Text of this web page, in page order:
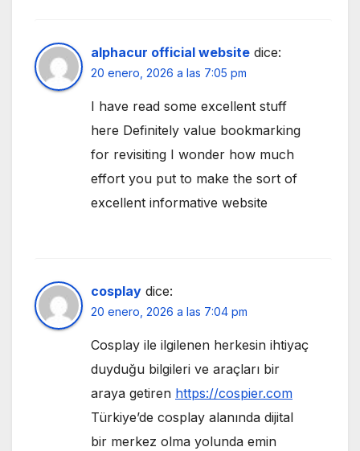
alphacur official website dice:
20 enero, 2026 a las 7:05 pm
I have read some excellent stuff
here Definitely value bookmarking
for revisiting I wonder how much
effort you put to make the sort of
excellent informative website
cosplay dice:
20 enero, 2026 a las 7:04 pm
Cosplay ile ilgilenen herkesin ihtiyaç
duyduğu bilgileri ve araçları bir
araya getiren https://cospier.com
Türkiye’de cosplay alanında dijital
bir merkez olma yolunda emin